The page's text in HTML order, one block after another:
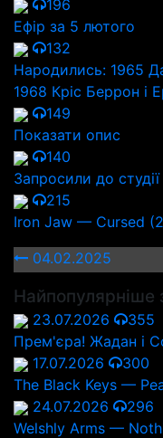
196
Ефір за 5 лютого
132
Народились: 1965
1968 Кріс Беррон і
149
Показати опис
140
Запросили до
215
Iron Jaw — Cursed
04.02.2025
Найпопулярніше
23.07.2026
355
Прем'єра! Жадан і
17.07.2026
300
The Black Keys —
24.07.2026
296
Welshly Arms —